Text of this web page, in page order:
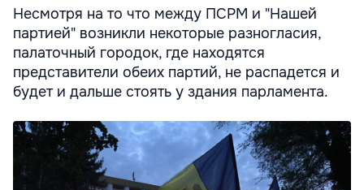
Несмотря на то что между ПСРМ и "Нашей
партией" возникли некоторые разногласия,
палаточный городок, где находятся
представители обеих партий, не распадется и
будет и дальше стоять у здания парламента.